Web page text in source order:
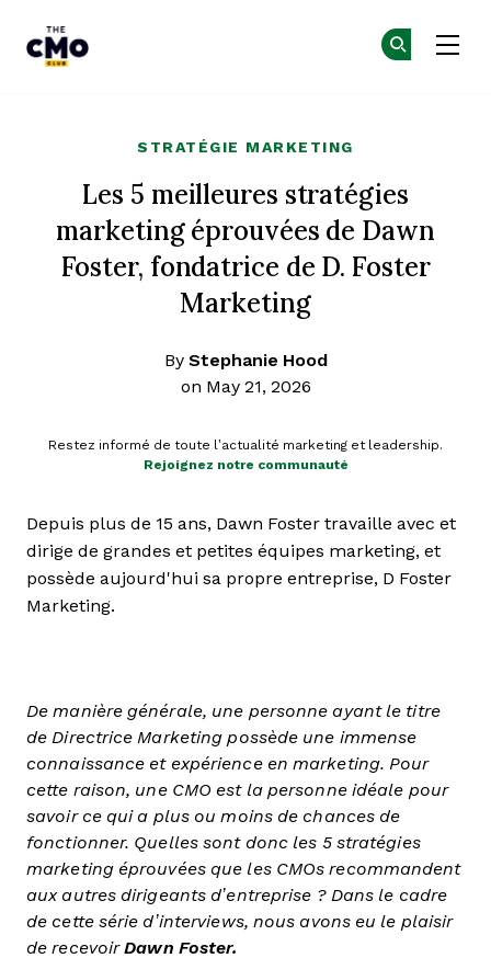
STRATÉGIE MARKETING
Les 5 meilleures stratégies
marketing éprouvées de Dawn
Foster, fondatrice de D. Foster
Marketing
By Stephanie Hood
on May 21, 2026
Restez informé de toute l’actualité marketing et leadership.
Rejoignez notre communauté
Depuis plus de 15 ans, Dawn Foster travaille avec et
dirige de grandes et petites équipes marketing, et
possède aujourd'hui sa propre entreprise, D Foster
Marketing.
De manière générale, une personne ayant le titre
de Directrice Marketing possède une immense
connaissance et expérience en marketing. Pour
cette raison, une CMO est la personne idéale pour
savoir ce qui a plus ou moins de chances de
fonctionner. Quelles sont donc les 5 stratégies
marketing éprouvées que les CMOs recommandent
aux autres dirigeants d’entreprise ? Dans le cadre
de cette série d’interviews, nous avons eu le plaisir
de recevoirDawn Foster.